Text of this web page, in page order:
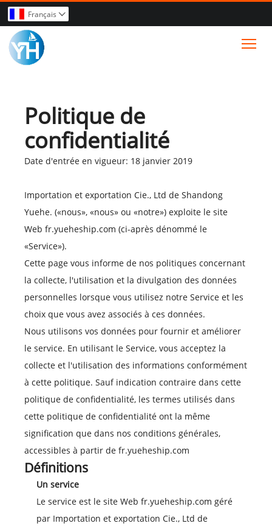
Français 
Politique de
confidentialité
Date d'entrée en vigueur: 18 janvier 2019
Importation et exportation Cie., Ltd de Shandong
Yuehe. («nous», «nous» ou «notre») exploite le site
Web fr.yueheship.com (ci-après dénommé le
«Service»).
Cette page vous informe de nos politiques concernant
la collecte, l'utilisation et la divulgation des données
personnelles lorsque vous utilisez notre Service et les
choix que vous avez associés à ces données.
Nous utilisons vos données pour fournir et améliorer
le service. En utilisant le Service, vous acceptez la
collecte et l'utilisation des informations conformément
à cette politique. Sauf indication contraire dans cette
politique de confidentialité, les termes utilisés dans
cette politique de confidentialité ont la même
signification que dans nos conditions générales,
accessibles à partir de fr.yueheship.com
Définitions
Un service
Le service est le site Web fr.yueheship.com géré
par Importation et exportation Cie., Ltd de